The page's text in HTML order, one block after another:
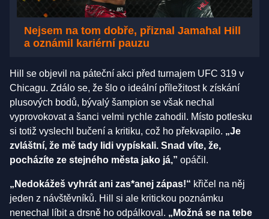
Nejsem na tom dobře, přiznal Jamahal Hill
a oznámil kariérní pauzu
Hill se objevil na páteční akci před turnajem UFC 319 v
Chicagu. Zdálo se, že šlo o ideální příležitost k získání
plusových bodů, bývalý šampion se však nechal
vyprovokovat a šanci velmi rychle zahodil. Místo potlesku
si totiž vyslechl bučení a kritiku, což ho překvapilo. „Je
zvláštní, že mě tady lidi vypískali. Snad víte, že,
pocházíte ze stejného města jako já,” opáčil.
„Nedokážeš vyhrát ani zas*anej zápas!“ křičel na něj
jeden z návštěvníků. Hill si ale kritickou poznámku
nenechal líbit a drsně ho odpálkoval. „Možná se na tebe